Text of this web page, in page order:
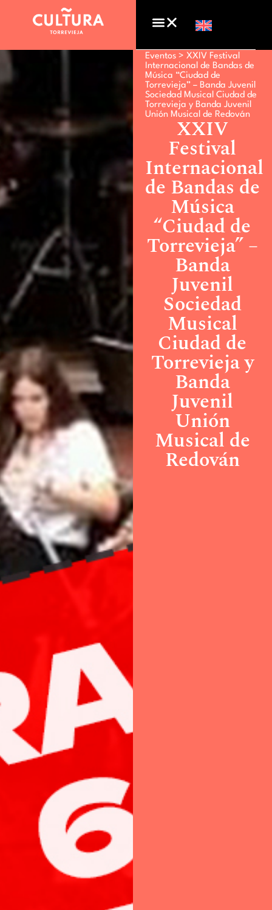
Eventos > XXIV Festival
Internacional de Bandas de
Música “Ciudad de
Torrevieja” – Banda Juvenil
Sociedad Musical Ciudad de
Torrevieja y Banda Juvenil
Unión Musical de Redován
XXIV
Festival
Internacional
de Bandas de
Música
“Ciudad de
Torrevieja” –
Banda
Juvenil
Sociedad
Musical
Ciudad de
Torrevieja y
Banda
Juvenil
Unión
Musical de
Redován